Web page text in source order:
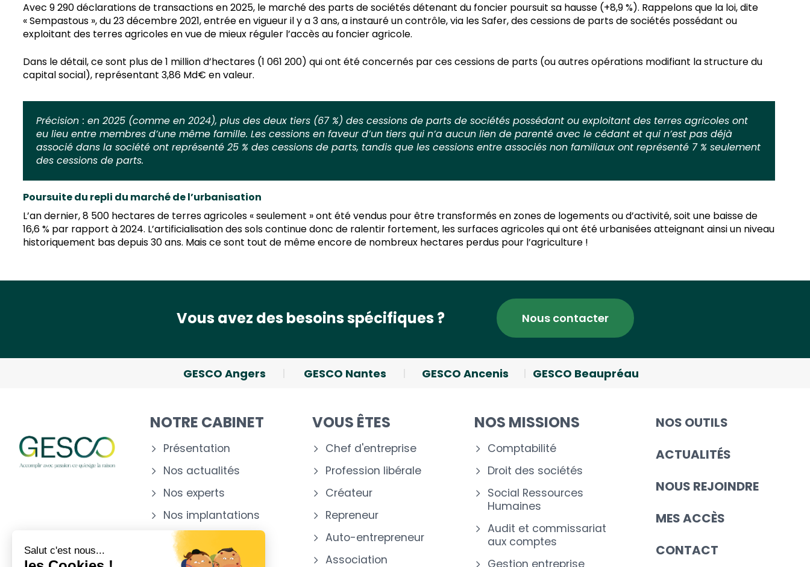
Avec 9 290 déclarations de transactions en 2025, le marché des parts de sociétés détenant du foncier poursuit sa hausse (+8,9 %). Rappelons que la loi, dite
« Sempastous », du 23 décembre 2021, entrée en vigueur il y a 3 ans, a instauré un contrôle, via les Safer, des cessions de parts de sociétés possédant ou
exploitant des terres agricoles en vue de mieux réguler l’accès au foncier agricole.
Dans le détail, ce sont plus de 1 million d’hectares (1 061 200) qui ont été concernés par ces cessions de parts (ou autres opérations modifiant la structure du
capital social), représentant 3,86 Md€ en valeur.
Précision : en 2025 (comme en 2024), plus des deux tiers (67 %) des cessions de parts de sociétés possédant ou exploitant des terres agricoles ont
eu lieu entre membres d’une même famille. Les cessions en faveur d’un tiers qui n’a aucun lien de parenté avec le cédant et qui n’est pas déjà
associé dans la société ont représenté 25 % des cessions de parts, tandis que les cessions entre associés non familiaux ont représenté 7 % seulement
des cessions de parts.
Poursuite du repli du marché de l’urbanisation
L’an dernier, 8 500 hectares de terres agricoles « seulement » ont été vendus pour être transformés en zones de logements ou d’activité, soit une baisse de
16,6 % par rapport à 2024. L’artificialisation des sols continue donc de ralentir fortement, les surfaces agricoles qui ont été urbanisées atteignant ainsi un niveau
historiquement bas depuis 30 ans. Mais ce sont tout de même encore de nombreux hectares perdus pour l’agriculture !
Vous avez des besoins spécifiques ? Nous contacter
GESCO Angers GESCO Nantes GESCO Ancenis GESCO Beaupréau
NOTRE CABINET
Présentation
Nos actualités
Nos experts
Nos implantations
VOUS ÊTES
Chef d'entreprise
Profession libérale
Créateur
Repreneur
Auto-entrepreneur
Association
NOS MISSIONS
Comptabilité
Droit des sociétés
Social Ressources
Humaines
Audit et commissariat
aux comptes
Gestion entreprise
NOS OUTILS
ACTUALITÉS
NOUS REJOINDRE
MES ACCÈS
CONTACT
Salut c'est nous...